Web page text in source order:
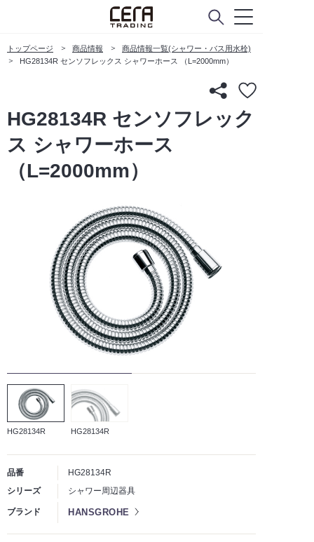
トップページ 商品情報
商品情報一覧(シャワー・バス用水栓)
HG28134R センソフレックス シャワーホース （L=2000mm）
HG28134R センソフレック
ス シャワーホース
（L=2000mm）
HG28134R HG28134R
品番
HG28134R
シリーズ
シャワー周辺器具
ブランド HANSGROHE